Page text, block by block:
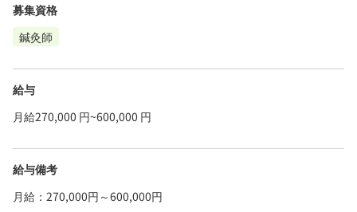
募集資格
鍼灸師
給与
月給270,000 円~600,000 円
給与備考
月給：270,000円～600,000円